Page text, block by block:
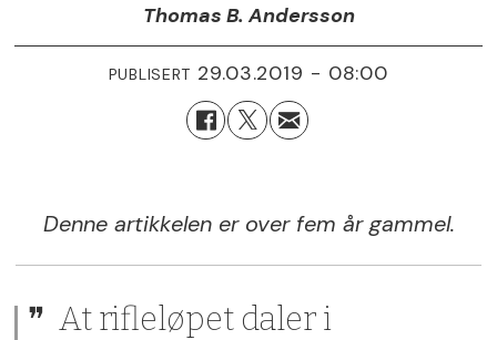
Thomas B. Andersson
PUBLISERT 29.03.2019 - 08:00
Denne artikkelen er over fem år gammel.
At rifleløpet daler i